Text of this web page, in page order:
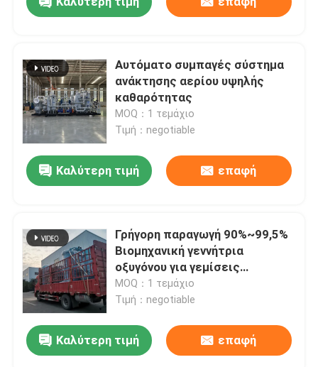
Αυτόματο συμπαγές σύστημα
ανάκτησης αερίου υψηλής
καθαρότητας
MOQ：1 τεμάχιο
Τιμή：negotiable
Καλύτερη τιμή επαφή
Γρήγορη παραγωγή 90%~99,5%
Βιομηχανική γεννήτρια
οξυγόνου για γεμίσεις
κυλίνδρων
MOQ：1 τεμάχιο
Τιμή：negotiable
Καλύτερη τιμή επαφή